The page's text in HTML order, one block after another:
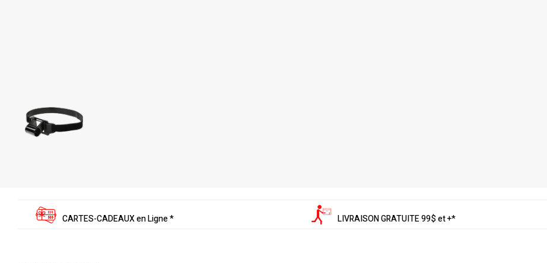
CARTES-CADEAUX en Ligne * LIVRAISON GRATUITE 99$ et +*